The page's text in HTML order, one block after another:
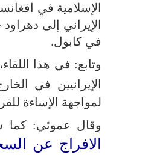
الإسلامية في
في كابول.
وتابع: في هذا
الإيرانيين في
لمواجهة الإساءة
وقال عموئي: كما
الافراج عن